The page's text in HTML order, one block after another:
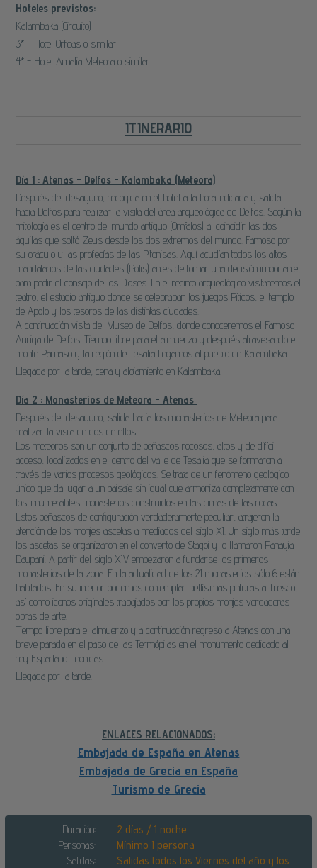
Hoteles previstos:
Kalambaka (Circuito)
3* - Hotel Orfeas o similar
4* - Hotel Amalia Meteora o similar
ITINERARIO
Día 1 : Atenas - Delfos - Kalambaka (Meteora)
Después del desayuno, recogida en el hotel a la hora indicada y salida
hacia Delfos para realizar la visita del área arqueológica de Delfos. Según la
mitología es el centro del mundo antiguo (Omfalos) al coincidir las dos
águilas que soltó Zeus desde los dos extremos del mundo. Famoso por
su oráculo y las profecías de las Pitonisas. Aquí acudían todos los altos
mandatarios de las ciudades (Polis) antes de tomar una decisión importante,
para pedir el consejo de los Dioses. En el recinto arqueológico visitaremos el
teatro, el estadio antiguo donde se celebraban los juegos Píticos, el templo
de Apolo y los tesoros de las distintas ciudades.
A continuación visita del Museo de Delfos, donde conoceremos el Famoso
Auriga de Delfos. Tiempo libre para el almuerzo y después atravesando el
monte Parnaso y la región de Tesalia llegamos al pueblo de Kalambaka.
Llegada por la tarde, cena y alojamiento en Kalambaka.
Día 2 : Monasterios de Meteora - Atenas
Después del desayuno, salida hacia los monasterios de Meteora para
realizar la visita de dos de ellos.
Los meteoros son un conjunto de peñascos rocosos, altos y de difícil
acceso, localizados en el centro del valle de Tesalia que se formaron a
través de varios procesos geológicos. Se trata de un fenómeno geológico
único que da lugar a un paisaje sin igual que armoniza completamente con
los innumerables monasterios construidos en las cimas de las rocas.
Estos peñascos de configuración verdaderamente peculiar, atrajeron la
atención de los monjes ascetas a mediados del siglo XI. Un siglo más tarde
los ascetas se organizaron en el convento de Stagoi y lo llamaron Panayia
Daupani. A partir del siglo XIV empezaron a fundarse los primeros
monasterios de la zona. En la actualidad de los 21 monasterios sólo 6 están
habitados. En su interior podemos contemplar bellísimas pinturas al fresco,
así como iconos originales trabajados por los propios monjes verdaderas
obras de arte.
Tiempo libre para el almuerzo y a continuación regreso a Atenas con una
breve parada en el paso de las Termópilas en el monumento dedicado al
rey Espartano Leonidas.
Llegada por la tarde.
ENLACES RELACIONADOS:
Embajada de España en Atenas
Embajada de Grecia en España
Turismo de Grecia
Duración:
2 días / 1 noche
Personas:
Mínimo 1 persona
Salidas:
Salidas todos los Viernes del año y los